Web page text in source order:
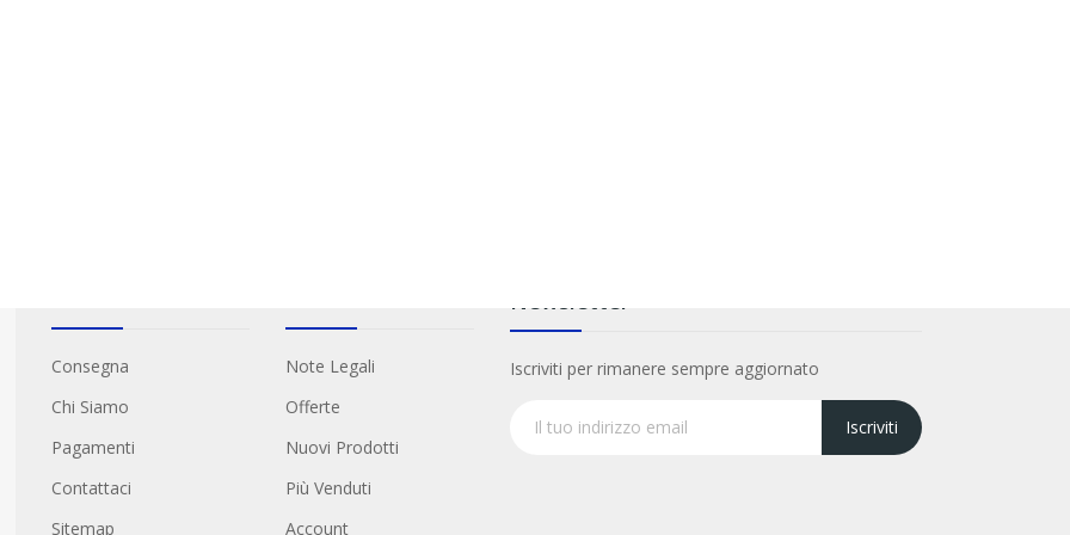
Consegna
Chi Siamo
Pagamenti
Contattaci
Sitemap
Note Legali
Offerte
Nuovi Prodotti
Più Venduti
Account
Newsletter
Iscriviti per rimanere sempre aggiornato
Iscriviti